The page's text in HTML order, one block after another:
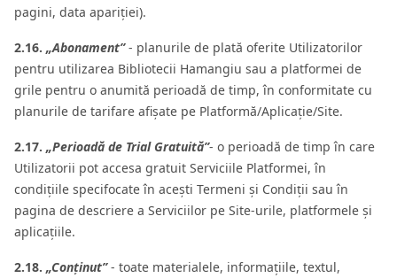
pagini, data apariției).
2.16. „Abonament”- planurile de plată oferite Utilizatorilor
pentru utilizarea Bibliotecii Hamangiu sau a platformei de
grile pentru o anumită perioadă de timp, în conformitate cu
planurile de tarifare afișate pe Platformă/Aplicație/Site.
2.17. „Perioadă de Trial Gratuită”- o perioadă de timp în care
Utilizatorii pot accesa gratuit Serviciile Platformei, în
condițiile specifocate în acești Termeni și Condiții sau în
pagina de descriere a Serviciilor pe Site-urile, platformele și
aplicațiile.
2.18. „Conținut”- toate materialele, informațiile, textul,